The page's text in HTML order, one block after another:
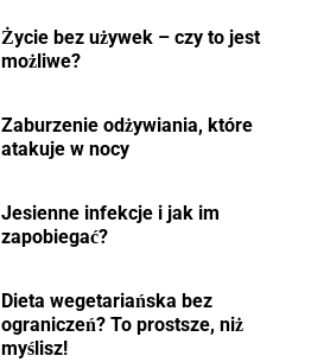
Życie bez używek – czy to jest
możliwe?
Zaburzenie odżywiania, które
atakuje w nocy
Jesienne infekcje i jak im
zapobiegać?
Dieta wegetariańska bez
ograniczeń? To prostsze, niż
myślisz!